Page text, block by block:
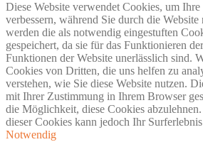
Diese Website verwendet Cookies, um
verbessern, während Sie durch die
werden die als notwendig eingestuften
gespeichert, da sie für das Funktionieren
Funktionen der Website unerlässlich sind.
Cookies von Dritten, die uns helfen zu
verstehen, wie Sie diese Website nutzen.
mit Ihrer Zustimmung in Ihrem Browser
die Möglichkeit, diese Cookies
dieser Cookies kann jedoch Ihr
Notwendig